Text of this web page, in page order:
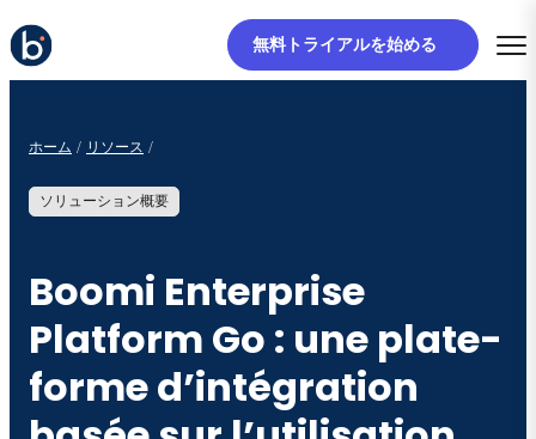
無料トライアルを始める
ホーム リソース
ソリューション概要
Boomi Enterprise
Platform Go : une plate-
forme d’intégration